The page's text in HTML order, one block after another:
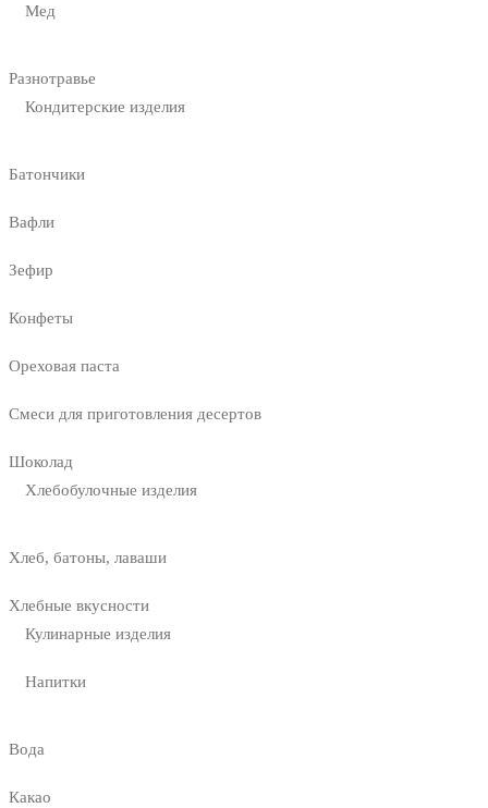
Мед
Разнотравье
Кондитерские изделия
Батончики
Вафли
Зефир
Конфеты
Ореховая паста
Смеси для приготовления десертов
Шоколад
Хлебобулочные изделия
Хлеб, батоны, лаваши
Хлебные вкусности
Кулинарные изделия
Напитки
Вода
Какао